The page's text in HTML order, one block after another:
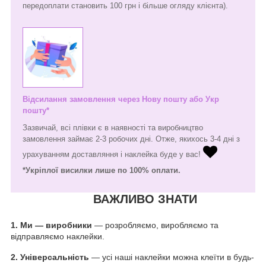
передоплати становить 100 грн і більше огляду клієнта).
Відсилання замовлення через Нову пошту або Укр
пошту*
Зазвичай, всі плівки є в наявності та виробництво
замовлення займає 2-3 робочих дні. Отже, якихось 3-4 дні з
урахуванням доставляння і наклейка буде у вас!
*Укріплої висилки лише по 100% оплати.
ВАЖЛИВО ЗНАТИ
1. Ми — виробники — розробляємо, виробляємо та
відправляємо наклейки.
2. Універсальність — усі наші наклейки можна клеїти в будь-